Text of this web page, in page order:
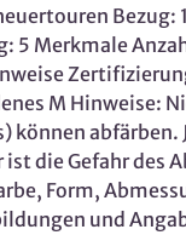
Bezug:
5 Merkmale
M Hinweise:
können abfärben.
die Gefahr des
Form,
und